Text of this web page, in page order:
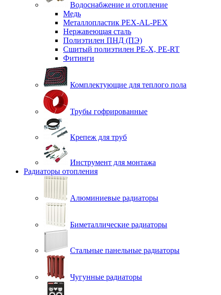
Водоснабжение и отопление
Медь
Металлопластик PEX-AL-PEX
Нержавеющая сталь
Полиэтилен ПНД (ПЭ)
Сшитый полиэтилен PE-X, PE-RT
Фитинги
Комплектующие для теплого пола
Трубы гофрированные
Крепеж для труб
Инструмент для монтажа
Радиаторы отопления
Алюминиевые радиаторы
Биметаллические радиаторы
Стальные панельные радиаторы
Чугунные радиаторы